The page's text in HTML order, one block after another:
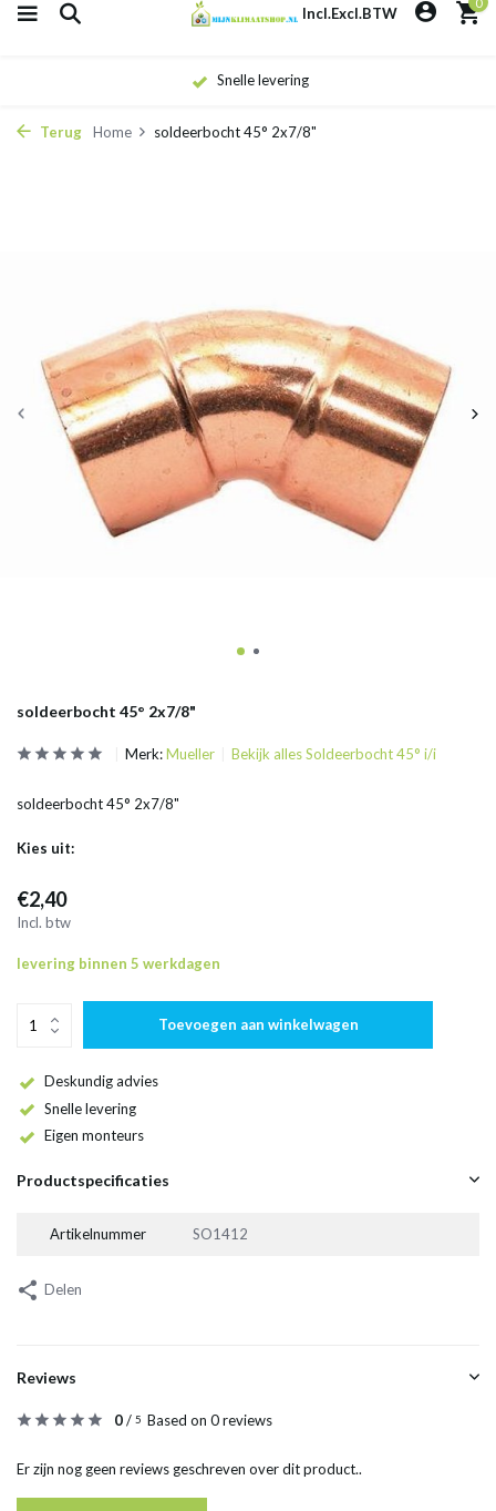
Incl.Excl.BTW
Snelle levering
Terug Home soldeerbocht 45° 2x7/8"
soldeerbocht 45° 2x7/8"
Merk:Mueller Bekijk alles Soldeerbocht 45° i/i
soldeerbocht 45° 2x7/8"
Kies uit:
€2,40
Incl. btw
levering binnen 5 werkdagen
Toevoegen aan winkelwagen
Deskundig advies
Snelle levering
Eigen monteurs
Productspecificaties
Artikelnummer SO1412
Delen
Reviews
0/ 5 Based on 0 reviews
Er zijn nog geen reviews geschreven over dit product..